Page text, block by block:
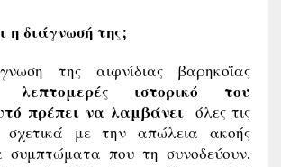
η διάγνωσή της;
της αιφνίδιας βαρηκοΐας
λεπτομερές ιστορικό του
πρέπει να λαμβάνει όλες τις
σχετικά με την απώλεια ακοής
που τη συνοδεύουν.